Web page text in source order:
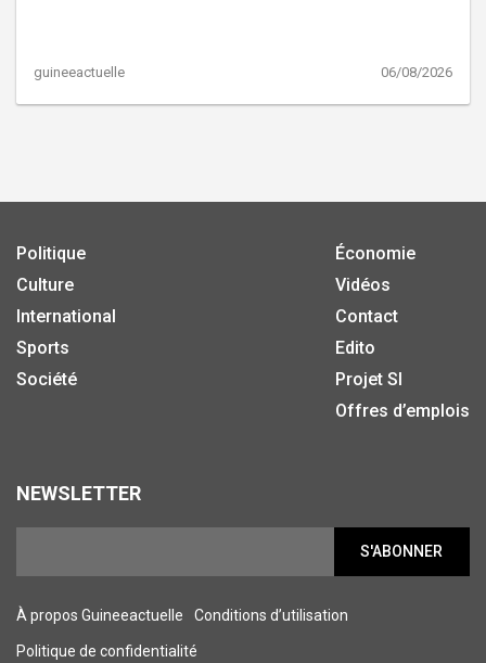
guineeactuelle 06/08/2026
Politique
Culture
International
Sports
Société
Économie
Vidéos
Contact
Edito
Projet SI
Offres d’emplois
NEWSLETTER
S'ABONNER
À propos Guineeactuelle Conditions d’utilisation
Politique de confidentialité